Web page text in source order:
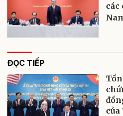
các
ĐỌC TIẾP
của